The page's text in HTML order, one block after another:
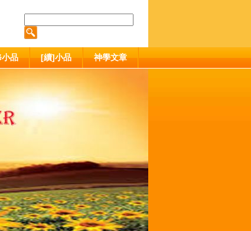
品 [續]小品 神學文章